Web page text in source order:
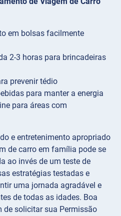
em bolsas facilmente
2-3 horas para brincadeiras
prevenir tédio
para manter a energia
para áreas com
e entretenimento apropriado
de carro em família pode se
ao invés de um teste de
estratégias testadas e
uma jornada agradável e
de todas as idades. Boa
de solicitar sua Permissão